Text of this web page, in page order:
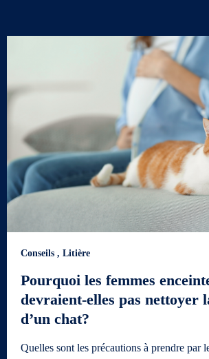
Conseils , Litière
Pourquoi les femmes
devraient-elles pas nettoyer
d’un chat?
Quelles sont les précautions à prendre par